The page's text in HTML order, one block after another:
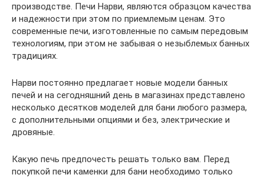
производстве. Печи Нарви, являются образцом качества
и надежности при этом по приемлемым ценам. Это
современные печи, изготовленные по самым передовым
технологиям, при этом не забывая о незыблемых банных
традициях.
Нарви постоянно предлагает новые модели банных
печей и на сегодняшний день в магазинах представлено
несколько десятков моделей для бани любого размера,
с дополнительными опциями и без, электрические и
дровяные.
Какую печь предпочесть решать только вам. Перед
покупкой печи каменки для бани необходимо только